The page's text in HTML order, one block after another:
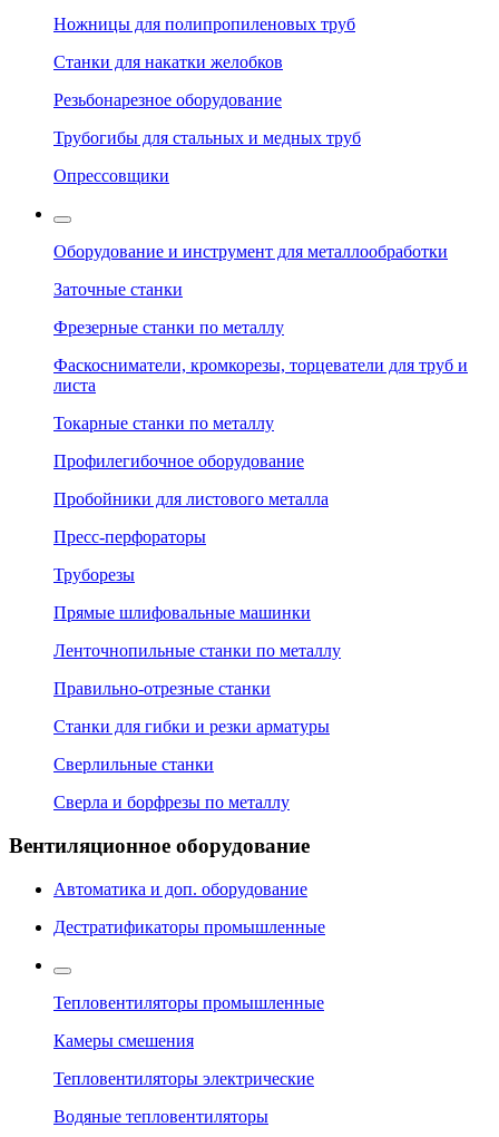
Ножницы для полипропиленовых труб
Станки для накатки желобков
Резьбонарезное оборудование
Трубогибы для стальных и медных труб
Опрессовщики
Оборудование и инструмент для металлообработки
Заточные станки
Фрезерные станки по металлу
Фаскосниматели, кромкорезы, торцеватели для труб и
листа
Токарные станки по металлу
Профилегибочное оборудование
Пробойники для листового металла
Пресс-перфораторы
Труборезы
Прямые шлифовальные машинки
Ленточнопильные станки по металлу
Правильно-отрезные станки
Станки для гибки и резки арматуры
Сверлильные станки
Сверла и борфрезы по металлу
Вентиляционное оборудование
Автоматика и доп. оборудование
Дестратификаторы промышленные
Тепловентиляторы промышленные
Камеры смешения
Тепловентиляторы электрические
Водяные тепловентиляторы